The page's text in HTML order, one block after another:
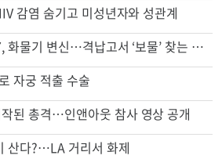
감염 숨기고 미성년자와 성관계
74m짜리 보잉777, 화물기 변신…격납고서 ‘보물’ 찾는 인천공항
자궁 적출 수술
된 총격…인앤아웃 참사 영상 공개
산다?…LA 거리서 화제